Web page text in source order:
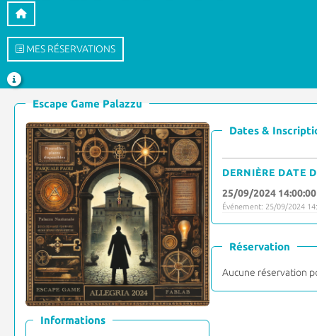
MES RÉSERVATIONS
Escape Game Palazzu
Informations
Dates &
DERNIÈRE DATE
25/09/2024 14:00:00
Événement: 25/09/2024
Réservation
Aucune réservation